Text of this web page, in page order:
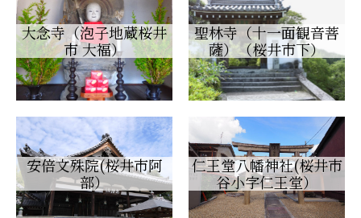
大念寺（泡子地蔵桜井
市 大福）
聖林寺（十一面観音菩
薩）（桜井市下）
安倍文殊院(桜井市阿
部）
仁王堂八幡神社(桜井市
谷小字仁王堂）